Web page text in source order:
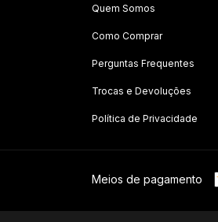
Quem Somos
Como Comprar
Perguntas Frequentes
Trocas e Devoluções
Política de Privacidade
Meios de pagamento